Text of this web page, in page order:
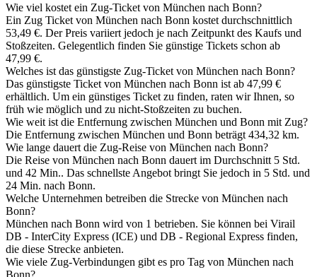
Wie viel kostet ein Zug-Ticket von München nach Bonn?
Ein Zug Ticket von München nach Bonn kostet durchschnittlich
53,49 €. Der Preis variiert jedoch je nach Zeitpunkt des Kaufs und
Stoßzeiten. Gelegentlich finden Sie günstige Tickets schon ab
47,99 €.
Welches ist das günstigste Zug-Ticket von München nach Bonn?
Das günstigste Ticket von München nach Bonn ist ab 47,99 €
erhältlich. Um ein günstiges Ticket zu finden, raten wir Ihnen, so
früh wie möglich und zu nicht-Stoßzeiten zu buchen.
Wie weit ist die Entfernung zwischen München und Bonn mit Zug?
Die Entfernung zwischen München und Bonn beträgt 434,32 km.
Wie lange dauert die Zug-Reise von München nach Bonn?
Die Reise von München nach Bonn dauert im Durchschnitt 5 Std.
und 42 Min.. Das schnellste Angebot bringt Sie jedoch in 5 Std. und
24 Min. nach Bonn.
Welche Unternehmen betreiben die Strecke von München nach
Bonn?
München nach Bonn wird von 1 betrieben. Sie können bei Virail
DB - InterCity Express (ICE) und DB - Regional Express finden,
die diese Strecke anbieten.
Wie viele Zug-Verbindungen gibt es pro Tag von München nach
Bonn?